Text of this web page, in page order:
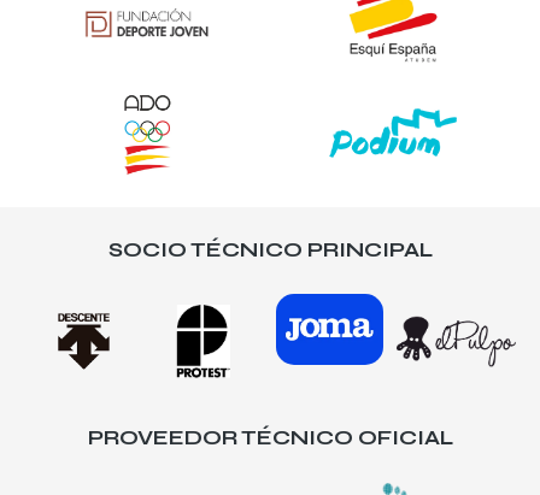
SOCIO TÉCNICO PRINCIPAL
PROVEEDOR TÉCNICO OFICIAL